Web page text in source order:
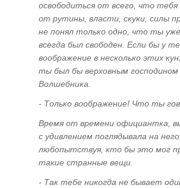
Инкарнационные последствия
хирургического вмешательства и
медикаментозного лечения. Как
после лечения в больнице
Причинно-следственные связи
возникновения болезней и иных
состояний
освободиться от всего, что
от рутины, власти, скуки, силы
не понял только одно, что ты
всегда был свободен. Если бы у
воображение в несколько этих
ты был бы верховным господином
Волшебника.
- Только воображение! Что ты
Время от времени официантка,
с удивлением поглядывала на
любопытствуя, кто бы это мог
такие странные вещи.
- Так тебе никогда не бывает